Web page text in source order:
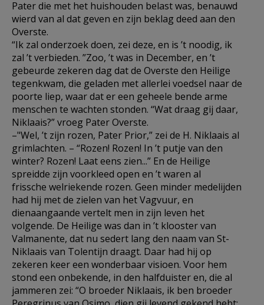
Pater die met het huishouden belast was, benauwd
wierd van al dat geven en zijn beklag deed aan den
Overste.
“Ik zal onderzoek doen, zei deze, en is ’t noodig, ik
zal ’t verbieden. ”Zoo, ’t was in December, en ’t
gebeurde zekeren dag dat de Overste den Heilige
tegenkwam, die geladen met allerlei voedsel naar de
poorte liep, waar dat er een geheele bende arme
menschen te wachten stonden. “Wat draag gij daar,
Niklaais?” vroeg Pater Overste.
–"Wel, ’t zijn rozen, Pater Prior,” zei de H. Niklaais al
grimlachten. – “Rozen! Rozen! In ’t putje van den
winter? Rozen! Laat eens zien...” En de Heilige
spreidde zijn voorkleed open en ’t waren al
frissche welriekende rozen. Geen minder medelijden
had hij met de zielen van het Vagvuur, en
dienaangaande vertelt men in zijn leven het
volgende. De Heilige was dan in ’t klooster van
Valmanente, dat nu sedert lang den naam van St-
Niklaais van Tolentijn draagt. Daar had hij op
zekeren keer een wonderbaar visioen. Voor hem
stond een onbekende, in den halfduister en, die al
jammeren zei: “O broeder Niklaais, ik ben broeder